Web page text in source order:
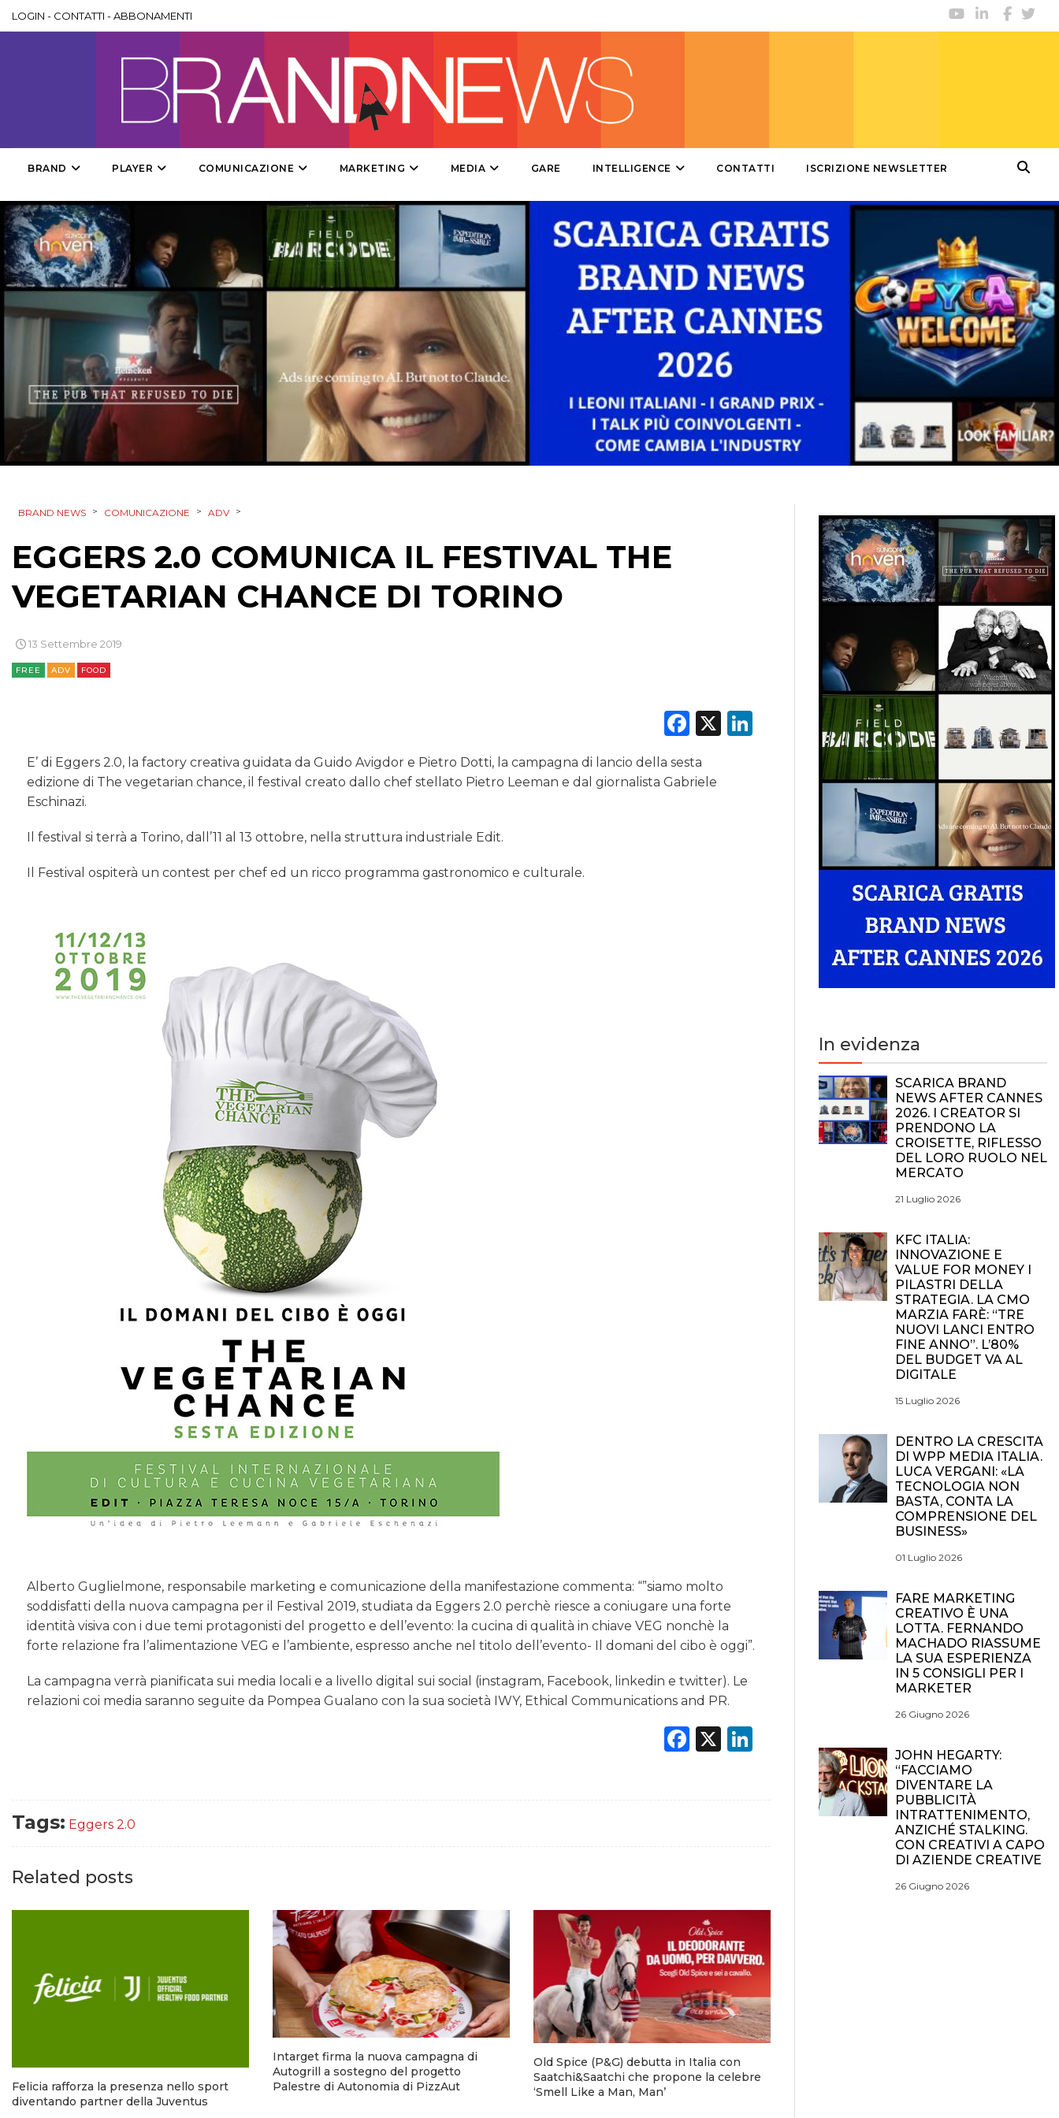
PROMOZIONI
CSR
CINEMA
DIGITALE
EDITORIA
ESTERNA
NORMATIVE
LOGIN - CONTATTI -ABBONAMENTI
BRAND PLAYER COMUNICAZIONE MARKETING MEDIA GARE INTELLIGENCE CONTATTI ISCRIZIONE NEWSLETTER
BRAND NEWS > COMUNICAZIONE > ADV >
EGGERS 2.0 COMUNICA IL FESTIVAL THE
VEGETARIAN CHANCE DI TORINO
13 Settembre 2019
FREE ADV FOOD
Facebook
X LinkedIn
E’ di Eggers 2.0, la factory creativa guidata da Guido Avigdor e Pietro Dotti, la campagna di lancio della sesta
edizione di The vegetarian chance, il festival creato dallo chef stellato Pietro Leeman e dal giornalista Gabriele
Eschinazi.
Il festival si terrà a Torino, dall’11 al 13 ottobre, nella struttura industriale Edit.
Il Festival ospiterà un contest per chef ed un ricco programma gastronomico e culturale.
Alberto Guglielmone, responsabile marketing e comunicazione della manifestazione commenta: “”siamo molto
soddisfatti della nuova campagna per il Festival 2019, studiata da Eggers 2.0 perchè riesce a coniugare una forte
identità visiva con i due temi protagonisti del progetto e dell’evento: la cucina di qualità in chiave VEG nonchè la
forte relazione fra l’alimentazione VEG e l’ambiente, espresso anche nel titolo dell’evento- Il domani del cibo è oggi”.
La campagna verrà pianificata sui media locali e a livello digital sui social (instagram, Facebook, linkedin e twitter). Le
relazioni coi media saranno seguite da Pompea Gualano con la sua società IWY, Ethical Communications and PR.
Facebook
X LinkedIn
Tags: Eggers 2.0
Related posts
Felicia rafforza la presenza nello sport
diventando partner della Juventus
Intarget firma la nuova campagna di
Autogrill a sostegno del progetto
Palestre di Autonomia di PizzAut
Old Spice (P&G) debutta in Italia con
Saatchi&Saatchi che propone la celebre
‘Smell Like a Man, Man’
In evidenza
SCARICA BRAND
NEWS AFTER CANNES
2026. I CREATOR SI
PRENDONO LA
CROISETTE, RIFLESSO
DEL LORO RUOLO NEL
MERCATO
21 Luglio 2026
KFC ITALIA:
INNOVAZIONE E
VALUE FOR MONEY I
PILASTRI DELLA
STRATEGIA. LA CMO
MARZIA FARÈ: “TRE
NUOVI LANCI ENTRO
FINE ANNO”. L’80%
DEL BUDGET VA AL
DIGITALE
15 Luglio 2026
DENTRO LA CRESCITA
DI WPP MEDIA ITALIA.
LUCA VERGANI: «LA
TECNOLOGIA NON
BASTA, CONTA LA
COMPRENSIONE DEL
BUSINESS»
01 Luglio 2026
FARE MARKETING
CREATIVO È UNA
LOTTA. FERNANDO
MACHADO RIASSUME
LA SUA ESPERIENZA
IN 5 CONSIGLI PER I
MARKETER
26 Giugno 2026
JOHN HEGARTY:
“FACCIAMO
DIVENTARE LA
PUBBLICITÀ
INTRATTENIMENTO,
ANZICHÉ STALKING.
CON CREATIVI A CAPO
DI AZIENDE CREATIVE
26 Giugno 2026